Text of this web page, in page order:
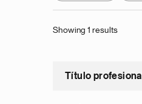
Showing 1 results
Título profesional